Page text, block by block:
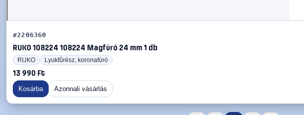
#2206360
RUKO 108224 108224 Magfúró 24 mm 1 db
RUKO Lyukfűrész, koronafúró
13 990 Ft
Kosárba Azonnali vásárlás